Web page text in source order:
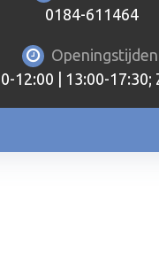
0184-611464
12:00 | 13:00-17:30;